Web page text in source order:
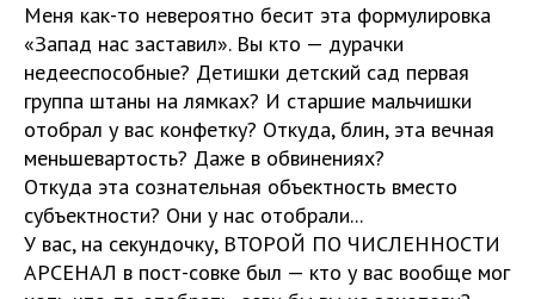
Меня как-то невероятно бесит эта формулировка
«Запад нас заставил». Вы кто — дурачки
недееспособные? Детишки детский сад первая
группа штаны на лямках? И старшие мальчишки
отобрал у вас конфетку? Откуда, блин, эта вечная
меньшевартость? Даже в обвинениях?
Откуда эта сознательная объектность вместо
субъектности? Они у нас отобрали...
У вас, на секундочку, ВТОРОЙ ПО ЧИСЛЕННОСТИ
АРСЕНАЛ в пост-совке был — кто у вас вообще мог